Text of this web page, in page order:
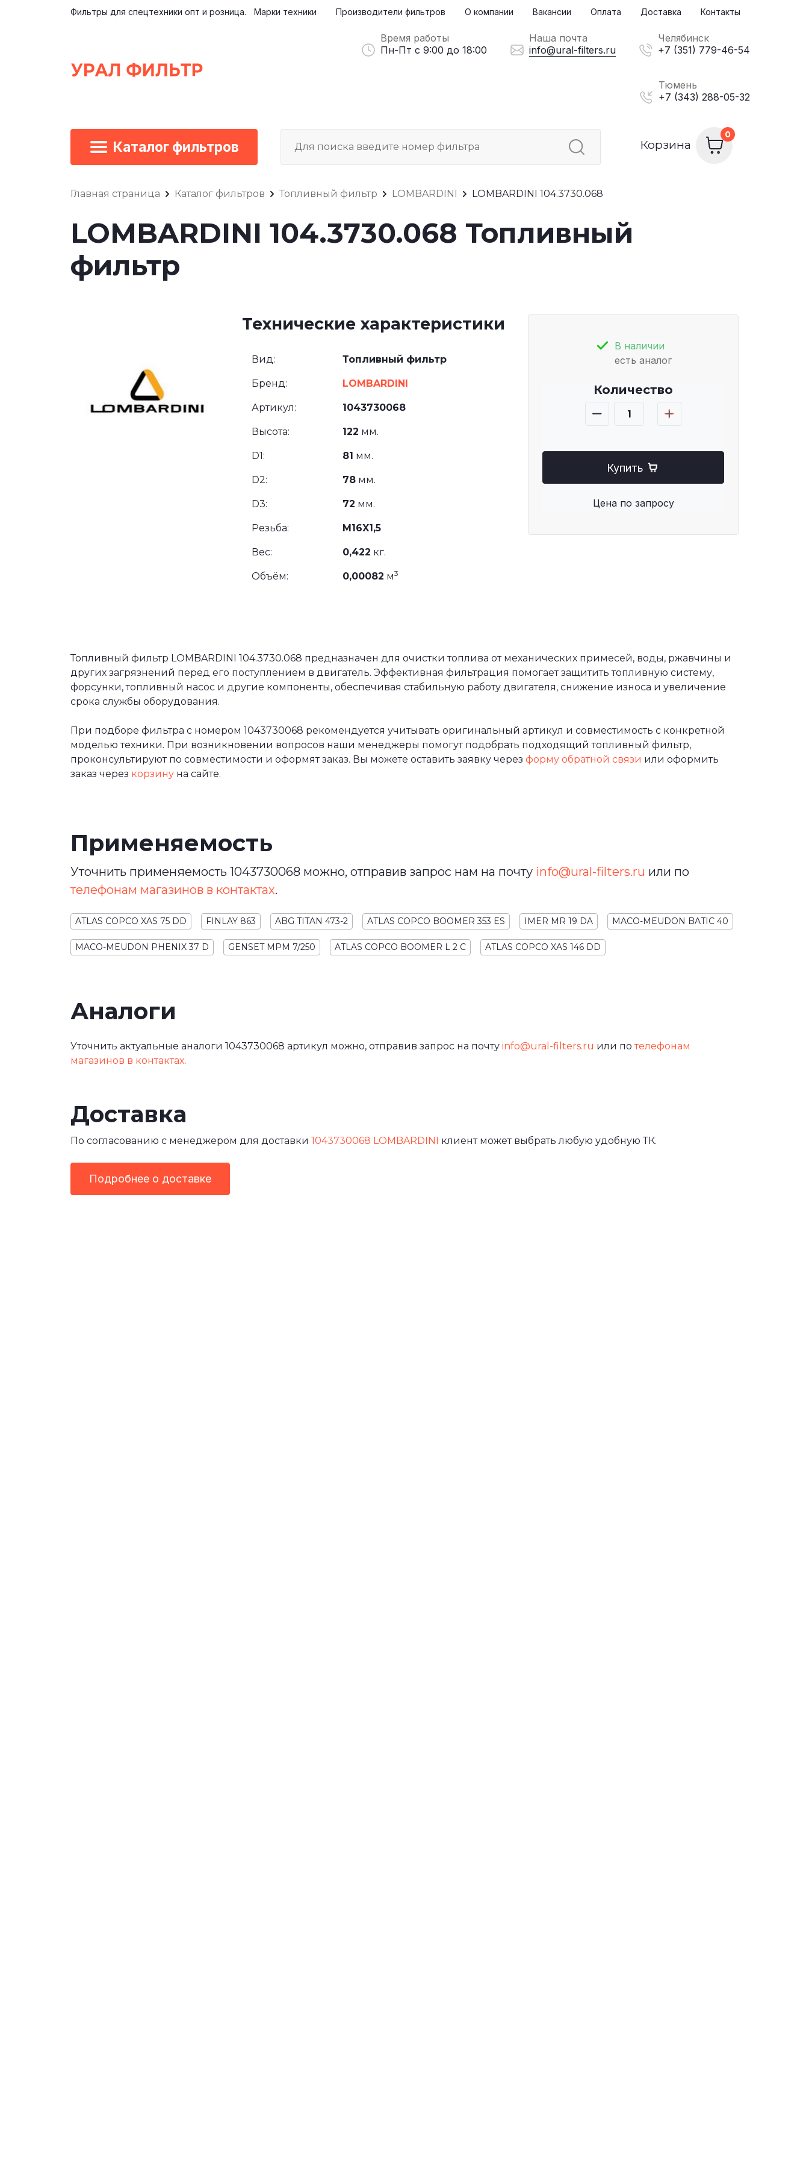
Каталог фильтров Корзина
Фильтры для спецтехники опт и розница. Марки техники Производители фильтров О компании Вакансии Оплата Доставка Контакты
Время работы
Пн-Пт с 9:00 до 18:00
Наша почта
info@ural-filters.ru
Челябинск
+7 (351) 779-46-54
Тюмень
+7 (343) 288-05-32
Главная страница Каталог фильтров Топливный фильтр LOMBARDINI LOMBARDINI 104.3730.068
LOMBARDINI 104.3730.068 Топливный
фильтр
В наличии
есть аналог
Количество
Купить
Цена по запросу
Технические характеристики
Вид: Топливный фильтр
Бренд: LOMBARDINI
Артикул: 1043730068
Высота: 122 мм.
D1: 81 мм.
D2: 78 мм.
D3: 72 мм.
Резьба: M16X1,5
Вес: 0,422 кг.
Объём: 0,00082 м3
Топливный фильтр LOMBARDINI 104.3730.068 предназначен для очистки топлива от механических примесей, воды, ржавчины и
других загрязнений перед его поступлением в двигатель. Эффективная фильтрация помогает защитить топливную систему,
форсунки, топливный насос и другие компоненты, обеспечивая стабильную работу двигателя, снижение износа и увеличение
срока службы оборудования.
При подборе фильтра с номером 1043730068 рекомендуется учитывать оригинальный артикул и совместимость с конкретной
моделью техники. При возникновении вопросов наши менеджеры помогут подобрать подходящий топливный фильтр,
проконсультируют по совместимости и оформят заказ. Вы можете оставить заявку через форму обратной связи или оформить
заказ через корзину на сайте.
Применяемость
Уточнить применяемость 1043730068 можно, отправив запрос нам на почту info@ural-filters.ru или по
телефонам магазинов в контактах.
ATLAS COPCO XAS 75 DD FINLAY 863 ABG TITAN 473-2 ATLAS COPCO BOOMER 353 ES IMER MR 19 DA MACO-MEUDON BATIC 40
MACO-MEUDON PHENIX 37 D GENSET MPM 7/250 ATLAS COPCO BOOMER L 2 C ATLAS COPCO XAS 146 DD
Аналоги
Уточнить актуальные аналоги 1043730068 артикул можно, отправив запрос на почту info@ural-filters.ru или потелефонам
магазинов в контактах.
Доставка
По согласованию с менеджером для доставки 1043730068 LOMBARDINI клиент может выбрать любую удобную ТК.
Подробнее о доставке